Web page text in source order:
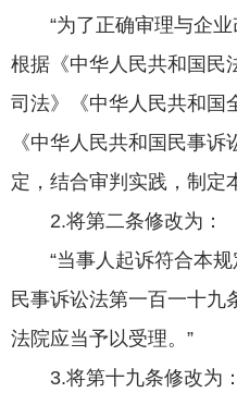
“为了正确审理与企业
根据《中华人民共和国民
司法》《中华人民共和国
《中华人民共和国民事
定，结合审判实践，制定
2.将第二条修改为：
“当事人起诉符合本规
民事诉讼法第一百一十九
法院应当予以受理。”
3.将第十九条修改为：